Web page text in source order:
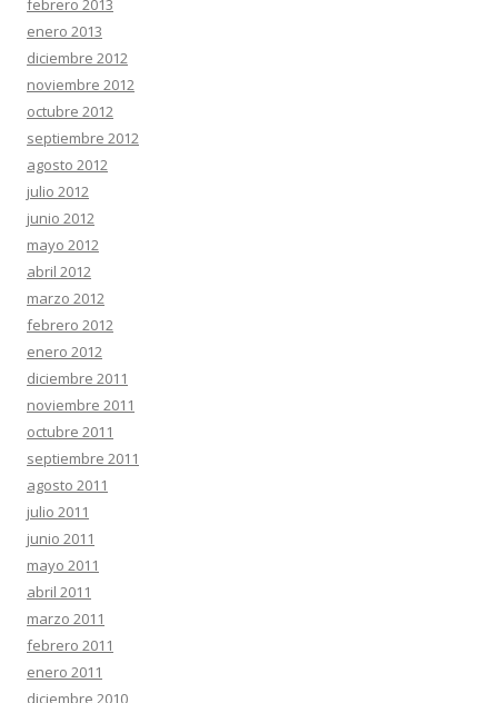
febrero 2013
enero 2013
diciembre 2012
noviembre 2012
octubre 2012
septiembre 2012
agosto 2012
julio 2012
junio 2012
mayo 2012
abril 2012
marzo 2012
febrero 2012
enero 2012
diciembre 2011
noviembre 2011
octubre 2011
septiembre 2011
agosto 2011
julio 2011
junio 2011
mayo 2011
abril 2011
marzo 2011
febrero 2011
enero 2011
diciembre 2010